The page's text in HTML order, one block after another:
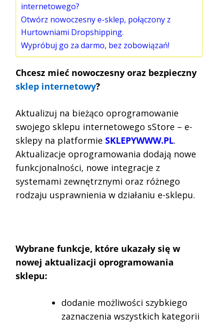
internetowego?
Otwórz nowoczesny e-sklep, połączony z
Hurtowniami Dropshipping.
Wypróbuj go za darmo, bez zobowiązań!
Chcesz mieć nowoczesny oraz bezpieczny
sklep internetowy?
Aktualizuj na bieżąco oprogramowanie
swojego sklepu internetowego sStore – e-
sklepy na platformie SKLEPYWWW.PL.
Aktualizacje oprogramowania dodają nowe
funkcjonalności, nowe integracje z
systemami zewnętrznymi oraz różnego
rodzaju usprawnienia w działaniu e-sklepu.
Wybrane funkcje, które ukazały się w
nowej aktualizacji oprogramowania
sklepu:
dodanie możliwości szybkiego
zaznaczenia wszystkich kategorii